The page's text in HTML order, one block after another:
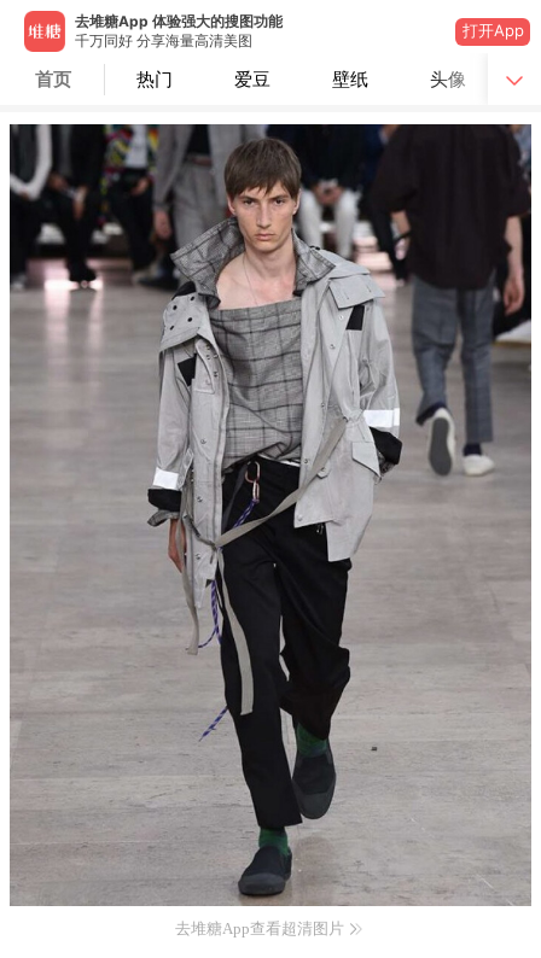
去堆糖App 体验强大的搜图功能
千万同好 分享海量高清美图
打开App
首页 热门 爱豆 壁纸 头像
去堆糖App查看超清图片